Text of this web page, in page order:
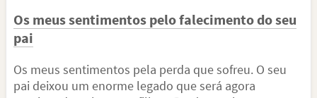
Os meus sentimentos pelo falecimento do seu
pai
Os meus sentimentos pela perda que sofreu. O seu
pai deixou um enorme legado que será agora